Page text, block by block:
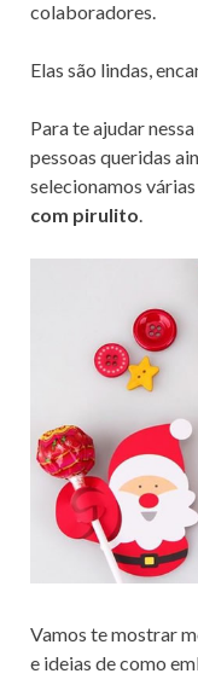
o
k
n
colaboradores.
Elas são lindas,
Para te ajudar
pessoas queridas
selecionamos
com pirulito.
Vamos te mostrar
e ideias de como